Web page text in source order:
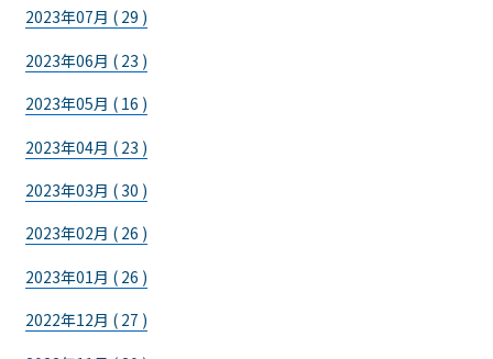
2023年07月 ( 29 )
2023年06月 ( 23 )
2023年05月 ( 16 )
2023年04月 ( 23 )
2023年03月 ( 30 )
2023年02月 ( 26 )
2023年01月 ( 26 )
2022年12月 ( 27 )